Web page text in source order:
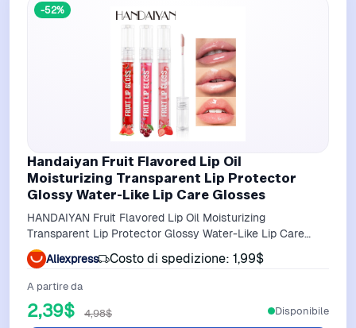
-52%
Handaiyan Fruit Flavored Lip Oil
Moisturizing Transparent Lip Protector
Glossy Water-Like Lip Care Glosses
HANDAIYAN Fruit Flavored Lip Oil Moisturizing
Transparent Lip Protector Glossy Water-Like Lip Care
Glosses
Aliexpress Costo di spedizione: 1,99$
A partire da
2,39$ 4,98$ Disponibile